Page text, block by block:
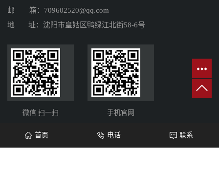
邮 箱：709602520@qq.com
地 址：沈阳市皇姑区鸭绿江北街58-6号
微信 扫一扫 手机官网
首页 电话 联系